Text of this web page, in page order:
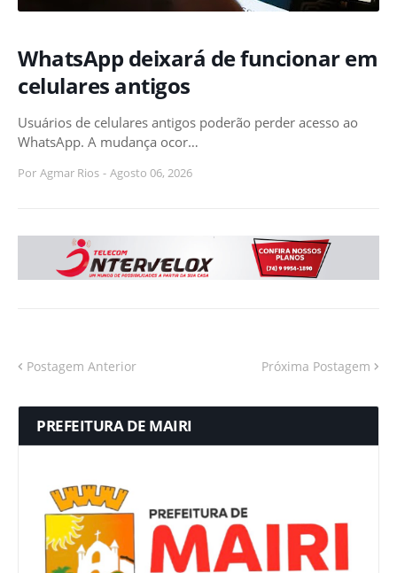
WhatsApp deixará de funcionar em
celulares antigos
Usuários de celulares antigos poderão perder acesso ao
WhatsApp. A mudança ocor…
Por Agmar Rios - Agosto 06, 2026
Postagem Anterior Próxima Postagem
PREFEITURA DE MAIRI